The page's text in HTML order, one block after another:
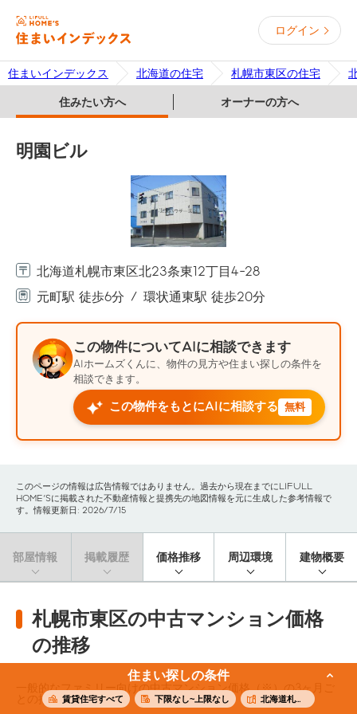
ログイン
住まいインデックス 北海道の住宅 札幌市東区の住宅
住みたい方へ オーナーの方へ
住まい探しの条件
賃貸住宅すべて 下限なし~上限なし 北海道札幌市東区
明園ビル
北海道札幌市東区北23条東12丁目4-28
元町駅 徒歩6分
環状通東駅 徒歩20分
この物件についてAIに相談できます
AIホームズくんに、物件の見方や住まい探しの条件を
相談できます。
この物件をもとにAIに相談する 無料
このページの情報は広告情報ではありません。過去から現在までにLIFULL
HOME'Sに掲載された不動産情報と提携先の地図情報を元に生成した参考情報で
す。情報更新日: 2026/7/15
部屋情報 掲載履歴 価格推移 周辺環境 建物概要
札幌市東区の中古マンション価格
の推移
一般的なファミリー向けの中古マンション価格（※）の3ヶ月ご
との推移です。